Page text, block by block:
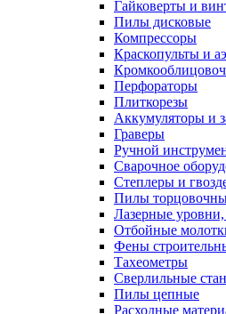
Гайковерты и
Пилы дисковые
Компрессоры
Краскопульты и
Перфораторы
Плиткорезы
Аккумуляторы и
Граверы
Ручной
Сварочное
Степлеры и
Пилы
Лазерные
Отбойные
Фены
Тахеометры
Сверлильные
Пилы цепные
Расходные